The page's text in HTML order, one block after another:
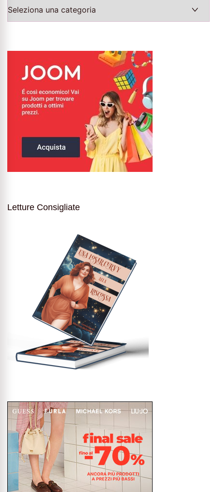
Letture Consigliate